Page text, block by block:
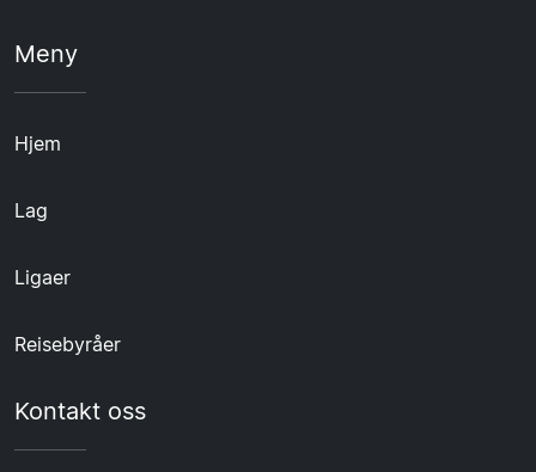
Meny
Hjem
Lag
Ligaer
Reisebyråer
Kontakt oss